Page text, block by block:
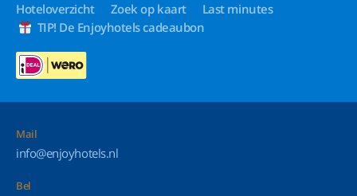
Hoteloverzicht Zoek op kaart
Last minutes
TIP! De Enjoyhotels cadeaubon
Mail
info@enjoyhotels.nl
Bel